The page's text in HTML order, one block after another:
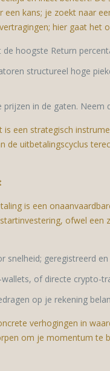
kans; je zoekt naar
hier gaat het
hoogste Return
structureel hoge
in de gaten.
is een strategisch
de uitbetalingscyclus
is een
ofwel een
snelheid; geregistreerd
of directe crypto-
op je rekening
verhogingen in
om je momentum te